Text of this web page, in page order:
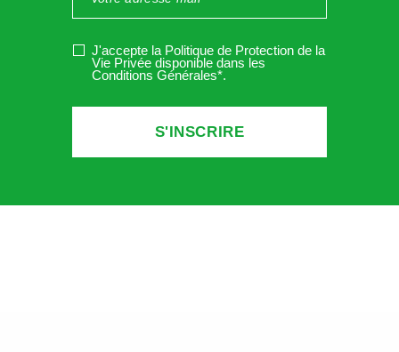
J'accepte la Politique de Protection de la
Vie Privée disponible dans les
Conditions Générales*.